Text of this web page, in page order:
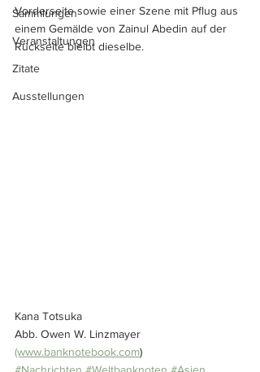
Sammlungen
Veranstaltungen
Zitate
Ausstellungen
Vorderseite sowie einer Szene mit Pflug aus
einem Gemälde von Zainul Abedin auf der
Rückseite bleibt dieselbe.
Kana Totsuka
Abb. Owen W. Linzmayer
(www.banknotebook.com)
#Nachrichten #Weltbanknoten #Asien